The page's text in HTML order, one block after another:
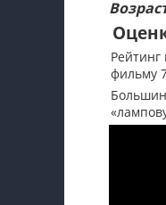
Рейтинг
фильму